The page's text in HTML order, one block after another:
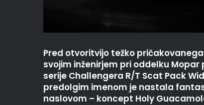
Pred otvoritvijo težko
svojim inženirjem pri oddelku
serije Challengera R/T Scat Pack
predolgim imenom je nastala
naslovom – koncept Holy